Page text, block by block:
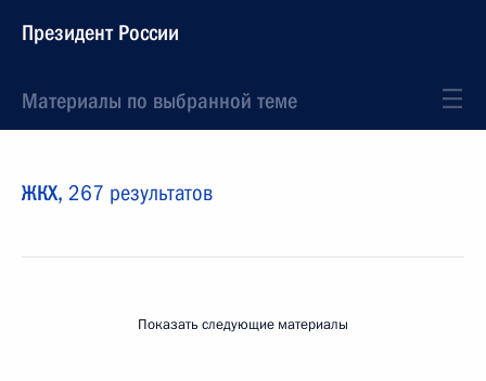
Президент России
Материалы по выбранной теме
ЖКХ, 267 результатов
Показать следующие материалы